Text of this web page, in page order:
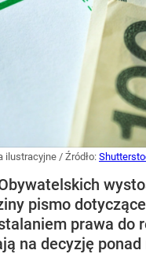
ilustracyjne / Źródło:
pismo
prawa do
na decyzję ponad